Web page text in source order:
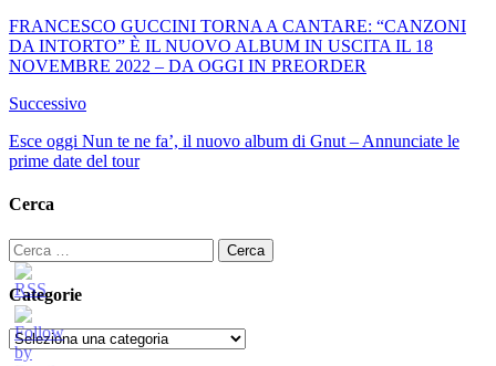
FRANCESCO GUCCINI TORNA A CANTARE: “CANZONI
DA INTORTO” È IL NUOVO ALBUM IN USCITA IL 18
NOVEMBRE 2022 – DA OGGI IN PREORDER
Successivo
Esce oggi Nun te ne fa’, il nuovo album di Gnut – Annunciate le
prime date del tour
Cerca
Ricerca
per:
Categorie
Categorie